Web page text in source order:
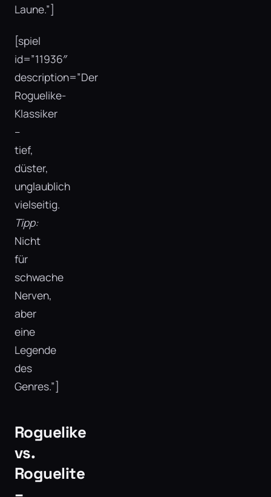
Laune.”]
[spiel
id=”11936″
description=”Der
Roguelike-
Klassiker
–
tief,
düster,
unglaublich
vielseitig.
Tipp:
Nicht
für
schwache
Nerven,
aber
eine
Legende
des
Genres.”]
Roguelike
vs.
Roguelite